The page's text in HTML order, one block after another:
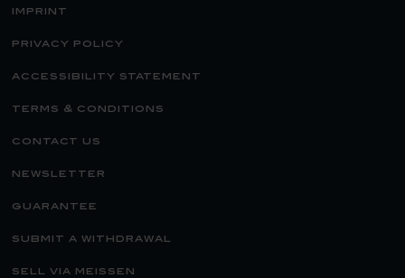
imprint
privacy policy
accessibility statement
terms & conditions
contact us
newsletter
guarantee
submit a withdrawal
sell via meissen